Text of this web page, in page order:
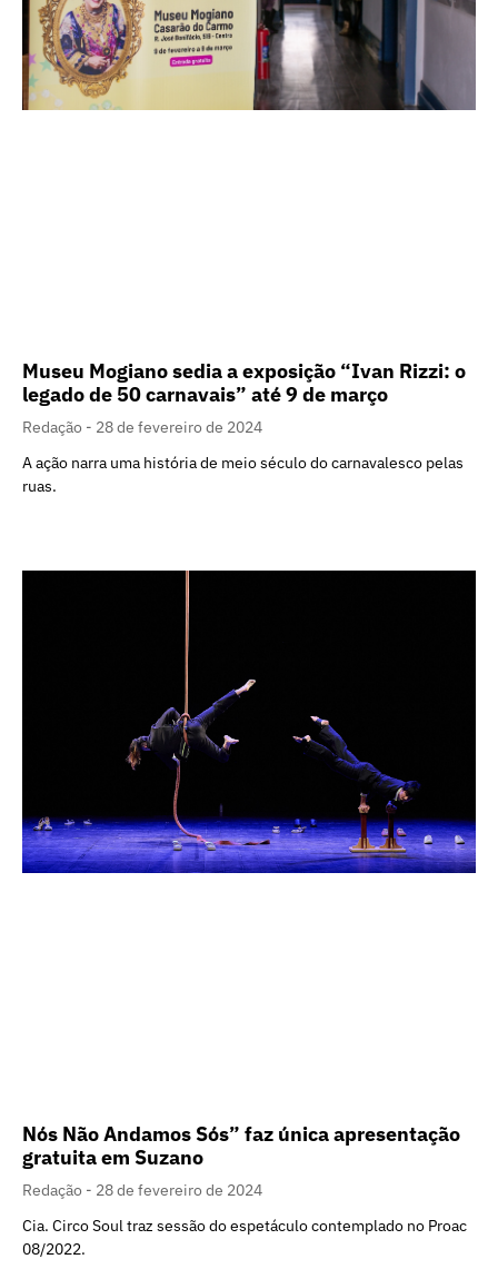
Museu Mogiano sedia a exposição “Ivan Rizzi: o
legado de 50 carnavais” até 9 de março
Redação
28 de fevereiro de 2024
A ação narra uma história de meio século do carnavalesco pelas
ruas.
Nós Não Andamos Sós” faz única apresentação
gratuita em Suzano
Redação
28 de fevereiro de 2024
Cia. Circo Soul traz sessão do espetáculo contemplado no Proac
08/2022.